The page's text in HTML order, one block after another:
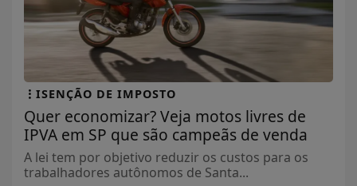
ISENÇÃO DE IMPOSTO
Quer economizar? Veja motos livres de
IPVA em SP que são campeãs de venda
A lei tem por objetivo reduzir os custos para os
trabalhadores autônomos de Santa...